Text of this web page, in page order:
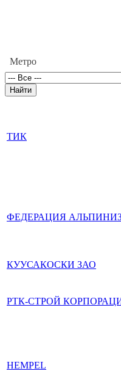
Метро
ТИК
ФЕДЕРАЦИЯ
КУУСАКОСКИ ЗАО
РТК-СТРОЙ
HEMPEL